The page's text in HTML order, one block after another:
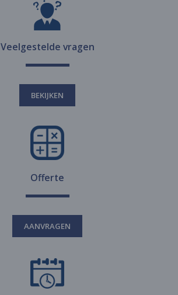
Veelgestelde vragen
BEKIJKEN
Offerte
AANVRAGEN